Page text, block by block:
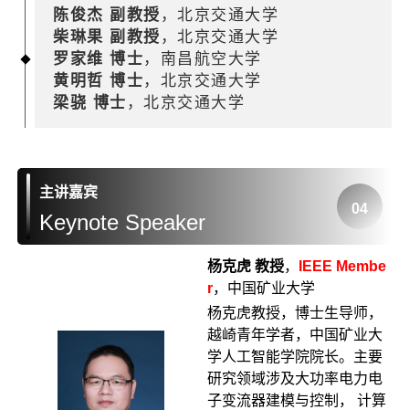
陈俊杰 副教授 ，北京交通大学
柴琳果 副教授 ，北京交通大学
罗家维 博士 ，南昌航空大学
黄明哲 博士 ，北京交通大学
梁骁 博士 ，北京交通大学
主讲嘉宾
Keynote Speaker
04
杨克虎 教授，
IEEE Membe
r，中国矿业大学
杨克虎教授，博士生导师，
越崎青年学者，中国矿业大
学人工智能学院院长。主要
研究领域涉及大功率电力电
子变流器建模与控制， 计算